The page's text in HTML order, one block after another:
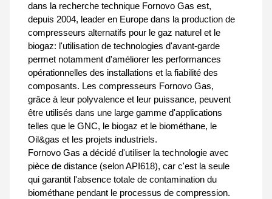
dans la recherche technique Fornovo Gas est,
depuis 2004, leader en Europe dans la production de
compresseurs alternatifs pour le gaz naturel et le
biogaz: l'utilisation de technologies d'avant-garde
permet notamment d'améliorer les performances
opérationnelles des installations et la fiabilité des
composants. Les compresseurs Fornovo Gas,
grâce à leur polyvalence et leur puissance, peuvent
être utilisés dans une large gamme d'applications
telles que le GNC, le biogaz et le biométhane, le
Oil&gas et les projets industriels.
Fornovo Gas a décidé d'utiliser la technologie avec
pièce de distance (selon API618), car c'est la seule
qui garantit l'absence totale de contamination du
biométhane pendant le processus de compression.